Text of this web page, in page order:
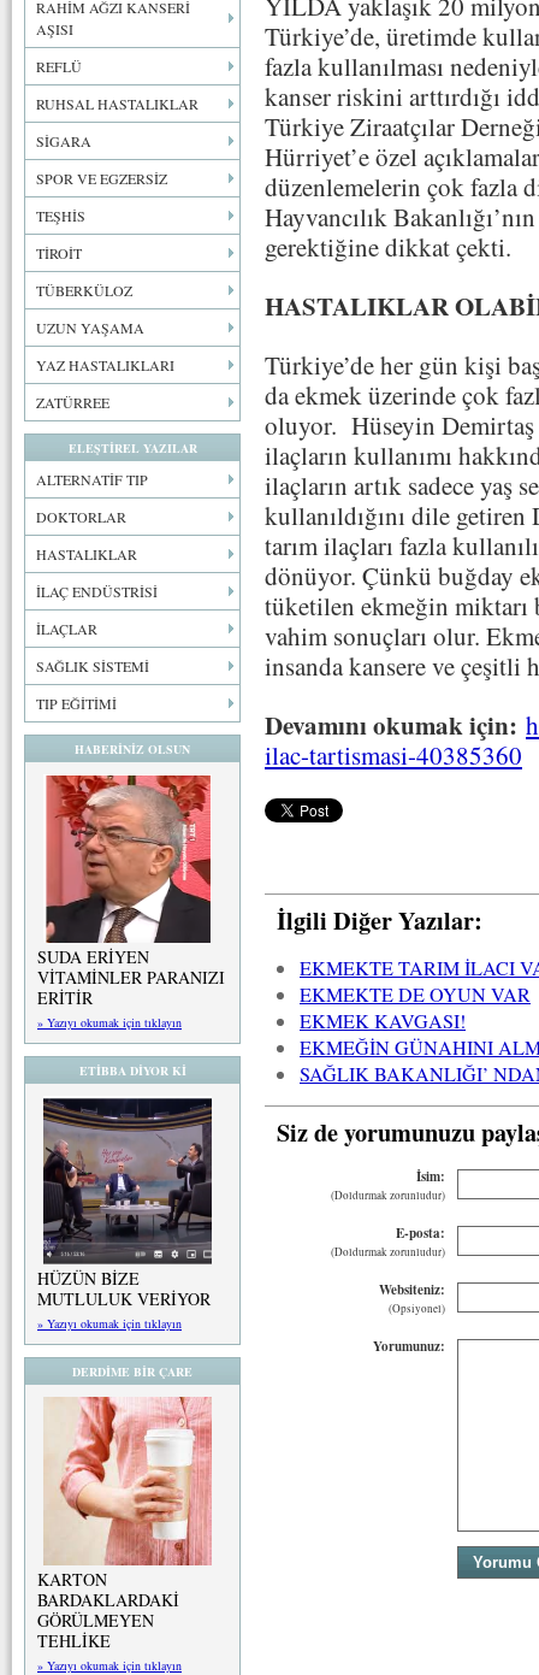
RAHİM AĞZI KANSERİ
AŞISI
REFLÜ
RUHSAL HASTALIKLAR
SİGARA
SPOR VE EGZERSİZ
TEŞHİS
TİROİT
TÜBERKÜLOZ
UZUN YAŞAMA
YAZ HASTALIKLARI
ZATÜRREE
ELEŞTİREL YAZILAR
ALTERNATİF TIP
DOKTORLAR
HASTALIKLAR
İLAÇ ENDÜSTRİSİ
İLAÇLAR
SAĞLIK SİSTEMİ
TIP EĞİTİMİ
HABERİNİZ OLSUN
SUDA ERİYEN
VİTAMİNLER PARANIZI
ERİTİR
» Yazıyı okumak için tıklayın
ETİBBA DİYOR Kİ
HÜZÜN BİZE
MUTLULUK VERİYOR
» Yazıyı okumak için tıklayın
DERDİME BİR ÇARE
KARTON
BARDAKLARDAKİ
GÖRÜLMEYEN
TEHLİKE
» Yazıyı okumak için tıklayın
Türkiye’de, üretimde
fazla kullanılması
kanser riskini arttırdığı
Türkiye Ziraatçılar
Hürriyet’e özel
düzenlemelerin çok fazla
Hayvancılık
gerektiğine dikkat çekti.
HASTALIKLAR
Türkiye’de her gün kişi
da ekmek üzerinde çok
oluyor. Hüseyin
ilaçların kullanımı
ilaçların artık sadece yaş
kullanıldığını dile
tarım ilaçları fazla
dönüyor. Çünkü buğday
tüketilen ekmeğin miktarı
vahim sonuçları olur.
insanda kansere ve çeşitli
Devamını okumak için:
ilac-tartismasi-40385360
İlgili Diğer Yazılar:
EKMEKTE TARIM İLACI
EKMEKTE DE OYUN VAR
EKMEK KAVGASI!
EKMEĞİN GÜNAHINI
SAĞLIK BAKANLIĞI’
Siz de yorumunuzu
İsim:
(Doldurmak zorunludur)
E-posta:
(Doldurmak zorunludur)
Websiteniz:
(Opsiyonel)
Yorumunuz: